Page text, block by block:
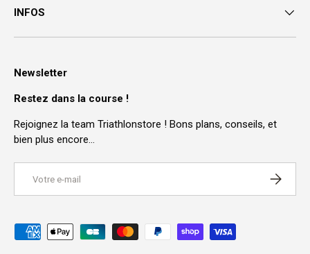
INFOS
Newsletter
Restez dans la course !
Rejoignez la team Triathlonstore ! Bons plans, conseils, et
bien plus encore…
Moyens de paiement acceptés